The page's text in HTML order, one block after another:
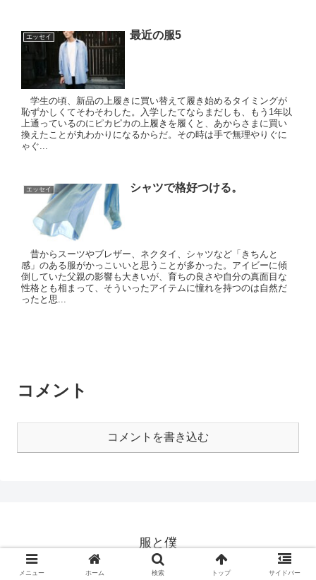
エッセイ 最近の服5
学生の頃、新品の上履きに買い替えて履き始めるタイミングが
恥ずかしくてそわそわした。入学したてならまだしも、もう1年以
上通っているのにピカピカの上履きを履くと、あからさまに買い
換えたことが丸わかりになるからだ。その時は手で無理やりぐに
ゃぐ...
エッセイ シャツで格好つける。
昔からスーツやブレザー、ネクタイ、シャツなど「きちんと
感」のある服がかっこいいと思うことが多かった。アイビーに傾
倒していた父親の影響も大きいが、育ちの良さや自分の真面目な
性格とも相まって、そういったアイテムに憧れを持つのは自然だ
ったと思...
コメント
コメントを書き込む
服と僕
© 2019 服と僕.
メニュー ホーム 検索 トップ サイドバー